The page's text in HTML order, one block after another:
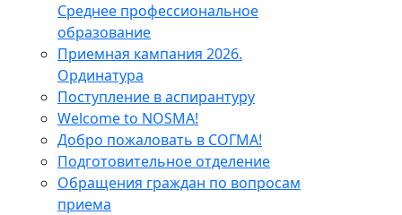
Среднее профессиональное
образование
Приемная кампания 2026.
Ординатура
Поступление в аспирантуру
Welcome to NOSMA!
Добро пожаловать в СОГМА!
Подготовительное отделение
Обращения граждан по вопросам
приема